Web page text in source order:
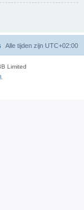
Alle tijden zijn UTC+02:00
Limited